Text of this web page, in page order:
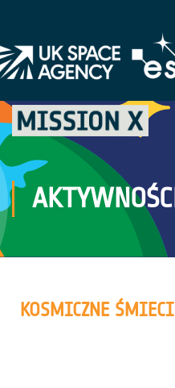
AKTYWNOŚCI
KOSMICZNE ŚMIECI